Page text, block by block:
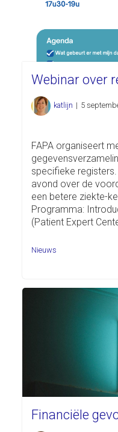
Webinar over
katlijn | 5
FAPA organiseert
specifieke
avond over de
een betere ziekte-
Programma:
(Patient Expert
Nieuws
Financiële